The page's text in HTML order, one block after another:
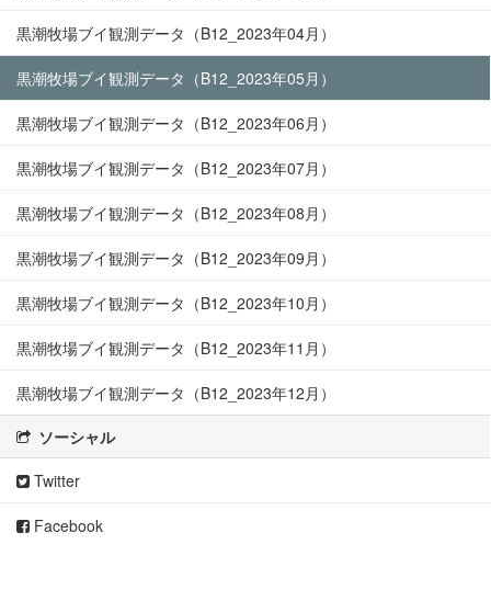
黒潮牧場ブイ観測データ（B12_2023年04月）
黒潮牧場ブイ観測データ（B12_2023年05月）
黒潮牧場ブイ観測データ（B12_2023年06月）
黒潮牧場ブイ観測データ（B12_2023年07月）
黒潮牧場ブイ観測データ（B12_2023年08月）
黒潮牧場ブイ観測データ（B12_2023年09月）
黒潮牧場ブイ観測データ（B12_2023年10月）
黒潮牧場ブイ観測データ（B12_2023年11月）
黒潮牧場ブイ観測データ（B12_2023年12月）
ソーシャル
Twitter
Facebook